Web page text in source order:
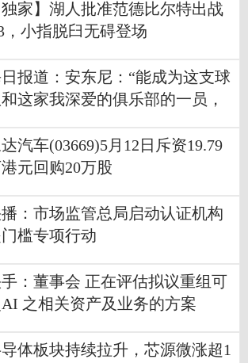
独家】湖人批准范德比尔特出战
，小指脱臼无碍登场
报道：安东尼：“能成为这支球
和这家我深爱的俱乐部的一员，
汽车(03669)5月12日斥资19.79
元回购20万股
：市场监管总局启动认证机构
槛专项行动
：董事会 正在评估拟议重组可
AI 之相关资产及业务的方案
体板块持续拉升，芯源微涨超1